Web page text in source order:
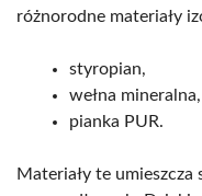
różnorodne materiały
styropian,
wełna mineralna,
pianka PUR.
Materiały te